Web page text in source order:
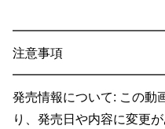
注意事項
発売情報について: この動
り、発売日や内容に変更